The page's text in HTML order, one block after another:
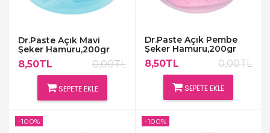
Dr.Paste Açık Mavi
Şeker Hamuru,200gr
8,50TL 0,00TL
SEPETE EKLE
Dr.Paste Açık Pembe
Şeker Hamuru,200gr
8,50TL 0,00TL
SEPETE EKLE
-100% -100%